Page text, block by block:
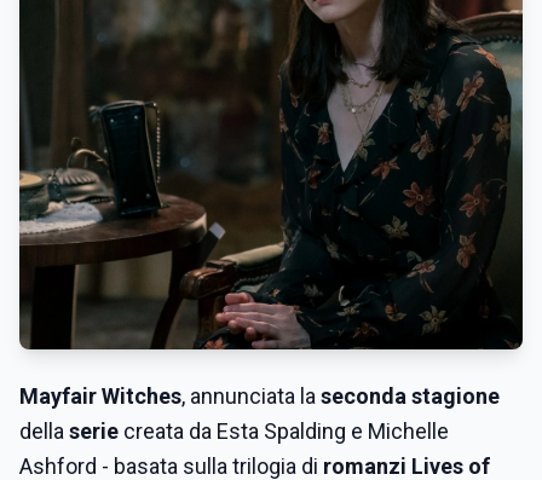
Mayfair Witches, annunciata la seconda stagione
della serie creata da Esta Spalding e Michelle
Ashford - basata sulla trilogia di romanzi Lives of